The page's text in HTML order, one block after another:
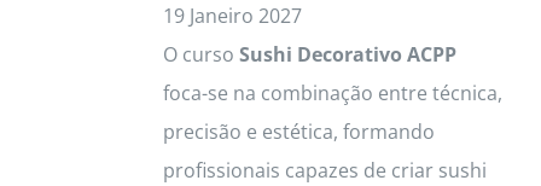
19 Janeiro 2027
O curso Sushi Decorativo ACPP
foca-se na combinação entre técnica,
precisão e estética, formando
profissionais capazes de criar sushi